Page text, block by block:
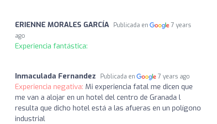
ERIENNE MORALES GARCÍA Publicada en
7 years
ago
Experiencia fantástica:
Inmaculada Fernandez Publicada en 7 years ago
Experiencia negativa: Mi experiencia fatal me dicen que
me van a alojar en un hotel del centro de Granada l
resulta que dicho hotel está a las afueras en un polígono
industrial